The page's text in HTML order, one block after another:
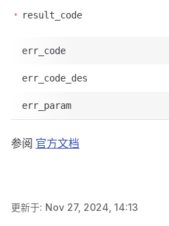
result_code
err_code
err_code_des
err_param
参阅 官方文档
更新于: Nov 27, 2024, 14:13